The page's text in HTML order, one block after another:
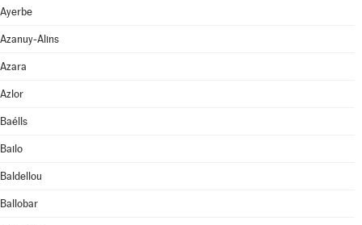
Ayerbe
Azanuy-Alins
Azara
Azlor
Baélls
Bailo
Baldellou
Ballobar